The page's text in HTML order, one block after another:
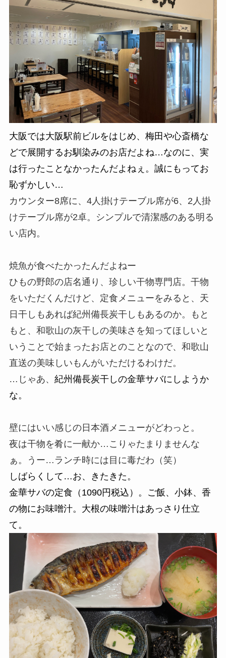
大阪では大阪駅前ビルをはじめ、梅田や心斎橋な
どで展開するお馴染みのお店だよね…なのに、実
は行ったことなかったんだよねぇ。誠にもってお
恥ずかしい…
カウンター8席に、4人掛けテーブル席が6、2人掛
けテーブル席が2卓。シンプルで清潔感のある明る
い店内。
焼魚が食べたかったんだよねー
ひもの野郎の店名通り、珍しい干物専門店。干物
をいただくんだけど、定食メニューをみると、天
日干しもあれば紀州備長炭干しもあるのか。もと
もと、和歌山の灰干しの美味さを知ってほしいと
いうことで始まったお店とのことなので、和歌山
直送の美味しいもんがいただけるわけだ。
…じゃあ、 紀州備長炭干しの金華サバにしようか
な。
壁にはいい感じの日本酒メニューがどわっと。
夜は干物を肴に一献か…こりゃたまりませんな
ぁ。うー…ランチ時には目に毒だわ（笑）
しばらくして…お、きたきた。
金華サバの定食（1090円税込）
。ご飯、小鉢、香
の物にお味噌汁。 大根の味噌汁はあっさり仕立
て。